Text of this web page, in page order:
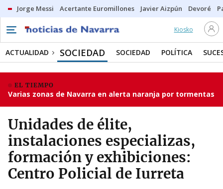
Jorge Messi Acertante Euromillones Javier Aizpún Devoré
Kiosko
ACTUALIDAD SOCIEDAD SOCIEDAD POLÍTICA
EL TIEMPO
Varias zonas de Navarra en alerta naranja por tormentas
Unidades de élite,
instalaciones especializas,
formación y exhibiciones:
Centro Policial de Iurreta